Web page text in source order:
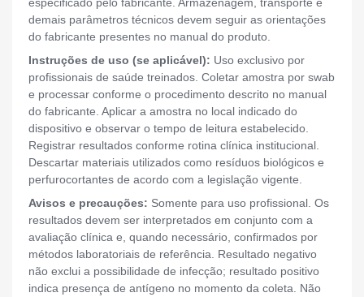
especificado pelo fabricante. Armazenagem, transporte e
demais parâmetros técnicos devem seguir as orientações
do fabricante presentes no manual do produto.
Instruções de uso (se aplicável): Uso exclusivo por
profissionais de saúde treinados. Coletar amostra por swab
e processar conforme o procedimento descrito no manual
do fabricante. Aplicar a amostra no local indicado do
dispositivo e observar o tempo de leitura estabelecido.
Registrar resultados conforme rotina clínica institucional.
Descartar materiais utilizados como resíduos biológicos e
perfurocortantes de acordo com a legislação vigente.
Avisos e precauções: Somente para uso profissional. Os
resultados devem ser interpretados em conjunto com a
avaliação clínica e, quando necessário, confirmados por
métodos laboratoriais de referência. Resultado negativo
não exclui a possibilidade de infecção; resultado positivo
indica presença de antígeno no momento da coleta. Não